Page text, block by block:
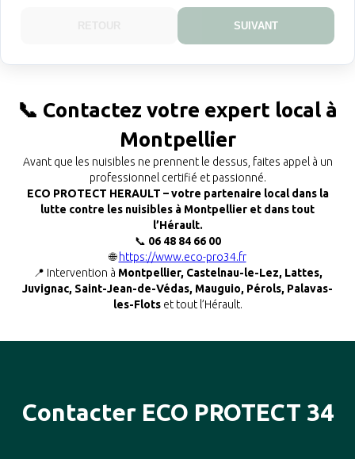
SUIVANT
📞 Contactez votre expert local à
Montpellier
Avant que les nuisibles ne prennent le dessus, faites appel à un
professionnel certifié et passionné.
ECO PROTECT HERAULT – votre partenaire local dans la
lutte contre les nuisibles à Montpellier et dans tout
l’Hérault.
📞 06 48 84 66 00
🌐https://www.eco-pro34.fr
📍 Intervention à Montpellier, Castelnau-le-Lez, Lattes,
Juvignac, Saint-Jean-de-Védas, Mauguio, Pérols, Palavas-
les-Flotset tout l’Hérault.
Contacter ECO PROTECT 34